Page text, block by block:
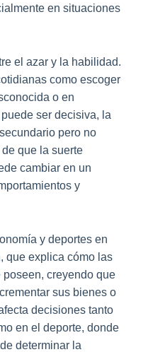
en situaciones
el azar y la habilidad.
como escoger
o en
ser decisiva, la
pero no
que la suerte
cambiar en un
y
y deportes en
que explica cómo las
creyendo que
sus bienes o
decisiones tanto
en el deporte, donde
determinar la